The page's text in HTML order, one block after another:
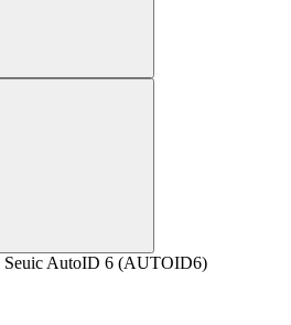
Seuic AutoID 6 (AUTOID6)